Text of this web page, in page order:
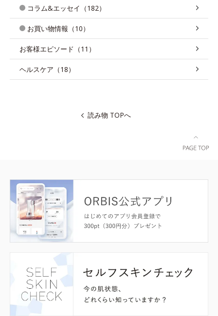
コラム&エッセイ（182）
お買い物情報（10）
お客様エピソード（11）
ヘルスケア（18）
読み物 TOPへ